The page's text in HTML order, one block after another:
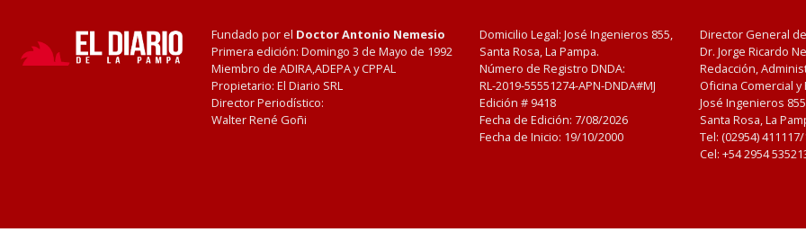
Fundado por el Doctor Antonio Nemesio
Primera edición: Domingo 3 de Mayo de 1992
Miembro de ADIRA,ADEPA y CPPAL
Propietario: El Diario SRL
Director Periodístico:
Walter René Goñi
Domicilio Legal: José Ingenieros 855,
Santa Rosa, La Pampa.
Número de Registro DNDA:
RL-2019-55551274-APN-DNDA#MJ
Edición # 9418
Fecha de Edición: 7/08/2026
Fecha de Inicio: 19/10/2000
Director General
Dr. Jorge Ricardo
Redacción,
Oficina Comercial
José Ingenieros
Santa Rosa, La
Tel: (02954)
Cel: +54 2954